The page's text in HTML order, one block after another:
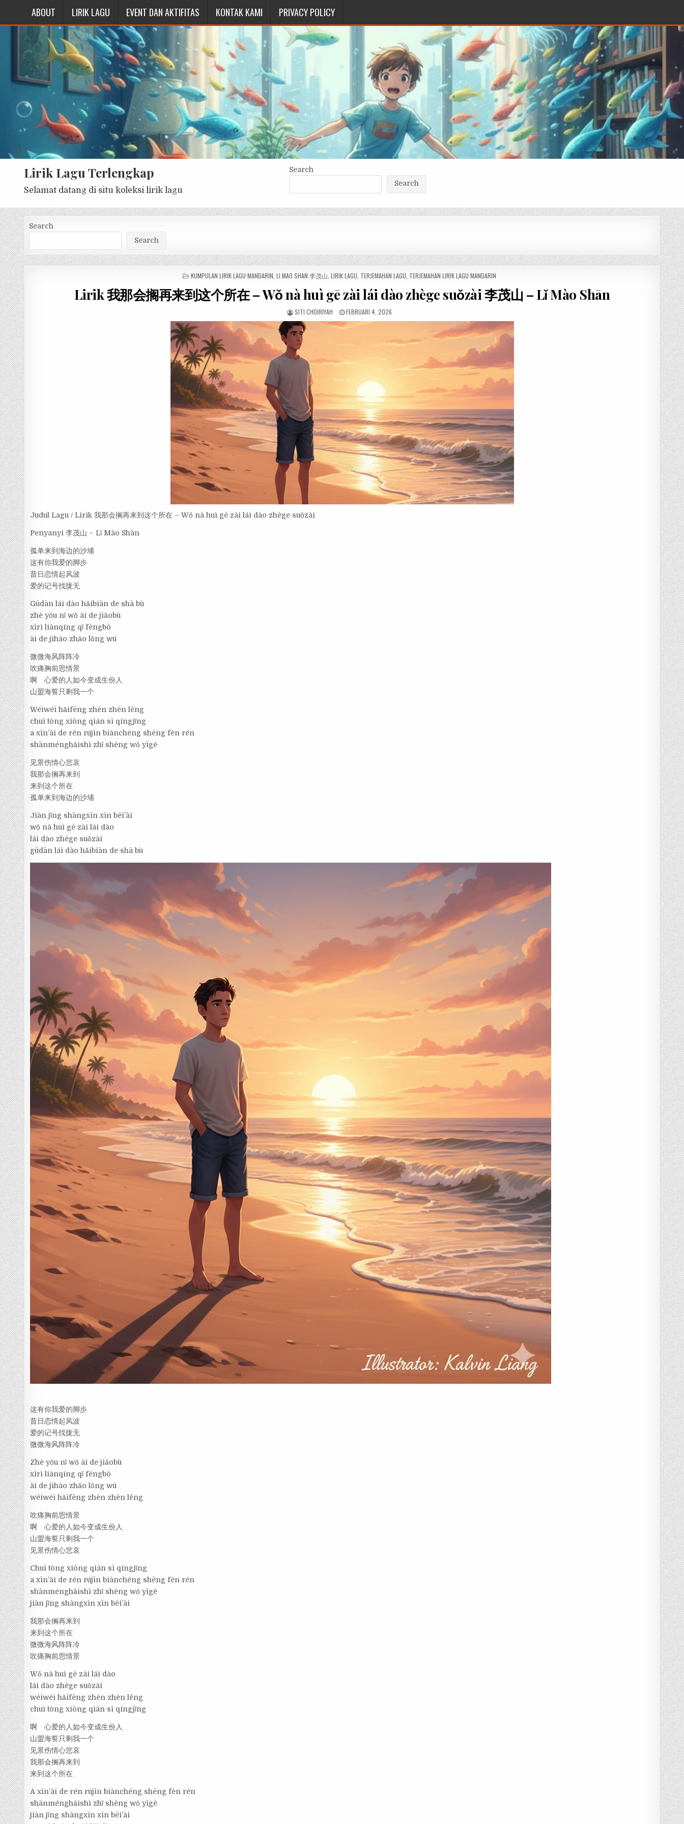
ABOUT LIRIK LAGU EVENT DAN AKTIFITAS KONTAK KAMI PRIVACY POLICY
Lirik Lagu Terlengkap
Selamat datang di situ koleksi lirik lagu
Search
Search
Search
Search
POSTED
KUMPULAN LIRIK LAGU MANDARIN LI MAO SHAN 李茂山 LIRIK LAGU TERJEMAHAN LAGU TERJEMAHAN LIRIK LAGU MANDARIN
Lirik 我那会搁再来到这个所在 – Wǒ nà huì gē zài lái dào zhège suǒzài 李茂山 – Lǐ Mào Shān
SITI CHOIRIYAH FEBRUARI 4, 2026
Judul Lagu / Lirik 我那会搁再来到这个所在 – Wǒ nà huì gē zài lái dào zhège suǒzài
Penyanyi 李茂山 – Lǐ Mào Shān
孤单来到海边的沙埔
这有你我爱的脚步
昔日恋情起风波
爱的记号找拢无
Gūdān lái dào hǎibiān de shā bù
zhè yǒu nǐ wǒ ài de jiǎobù
xīrì liànqíng qǐ fēngbō
ài de jìhào zhǎo lǒng wú
微微海风阵阵冷
吹痛胸前思情景
啊 心爱的人如今变成生份人
山盟海誓只剩我一个
Wéiwéi hǎifēng zhèn zhèn lěng
chuī tòng xiōng qián sī qíngjǐng
a xīn’ài de rén rújīn biànchéng shēng fèn rén
shānménghǎishì zhǐ shèng wǒ yīgè
见景伤情心悲哀
我那会搁再来到
来到这个所在
孤单来到海边的沙埔
Jiàn jǐng shāngxīn xīn bēi’āi
wǒ nà huì gē zài lái dào
lái dào zhège suǒzài
gūdān lái dào hǎibiān de shā bù
这有你我爱的脚步
昔日恋情起风波
爱的记号找拢无
微微海风阵阵冷
Zhè yǒu nǐ wǒ ài de jiǎobù
xīrì liànqíng qǐ fēngbō
ài de jìhào zhǎo lǒng wú
wéiwéi hǎifēng zhèn zhèn lěng
吹痛胸前思情景
啊 心爱的人如今变成生份人
山盟海誓只剩我一个
见景伤情心悲哀
Chuī tòng xiōng qián sī qíngjǐng
a xīn’ài de rén rújīn biànchéng shēng fèn rén
shānménghǎishì zhǐ shèng wǒ yīgè
jiàn jǐng shāngxīn xīn bēi’āi
我那会搁再来到
来到这个所在
微微海风阵阵冷
吹痛胸前思情景
Wǒ nà huì gē zài lái dào
lái dào zhège suǒzài
wéiwéi hǎifēng zhèn zhèn lěng
chuī tòng xiōng qián sī qíngjǐng
啊 心爱的人如今变成生份人
山盟海誓只剩我一个
见景伤情心悲哀
我那会搁再来到
来到这个所在
A xīn’ài de rén rújīn biànchéng shēng fèn rén
shānménghǎishì zhǐ shèng wǒ yīgè
jiàn jǐng shāngxīn xīn bēi’āi